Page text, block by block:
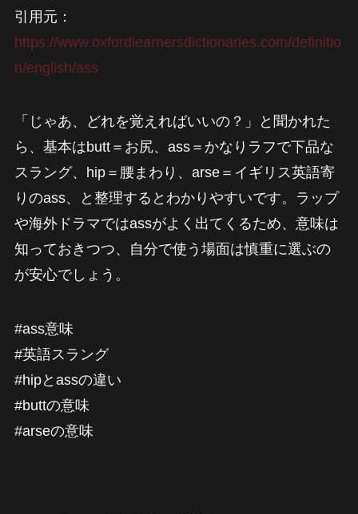
引用元：
https://www.oxfordlearnersdictionaries.com/definitio
n/english/ass
「じゃあ、どれを覚えればいいの？」と聞かれた
ら、基本はbutt＝お尻、ass＝かなりラフで下品な
スラング、hip＝腰まわり、arse＝イギリス英語寄
りのass、と整理するとわかりやすいです。ラップ
や海外ドラマではassがよく出てくるため、意味は
知っておきつつ、自分で使う場面は慎重に選ぶの
が安心でしょう。
#ass意味
#英語スラング
#hipとassの違い
#buttの意味
#arseの意味